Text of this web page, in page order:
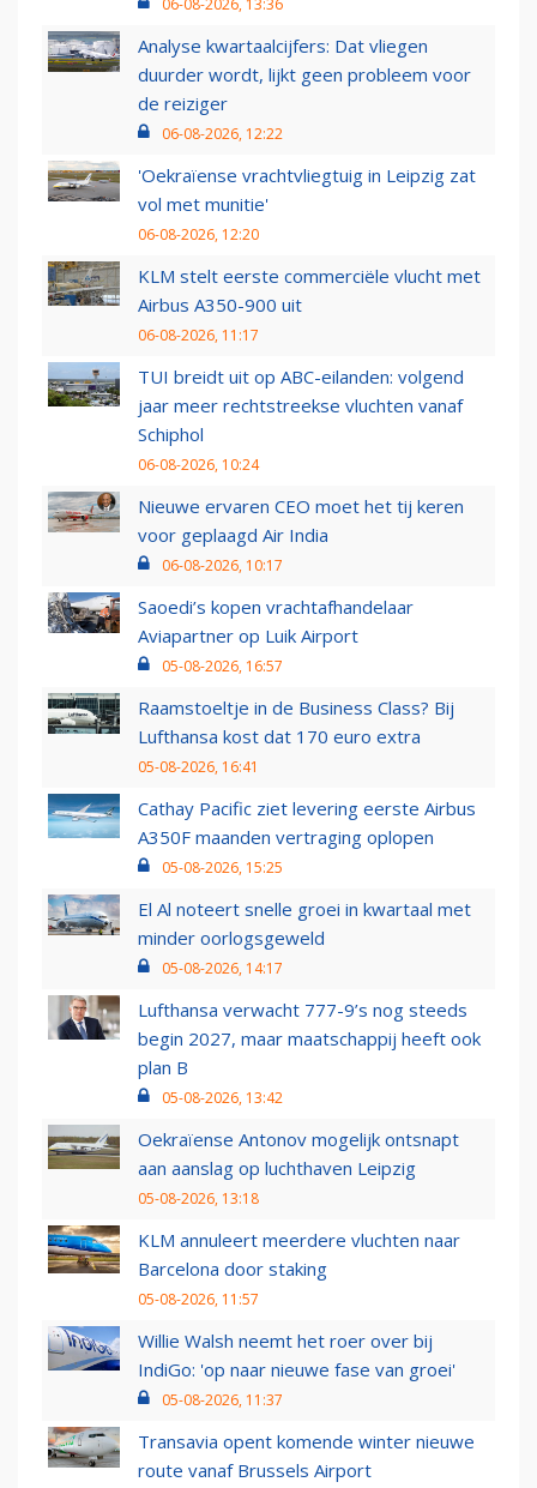
Analyse kwartaalcijfers: Dat vliegen
duurder wordt, lijkt geen probleem voor
de reiziger
06-08-2026, 12:22
'Oekraïense vrachtvliegtuig in Leipzig zat
vol met munitie'
06-08-2026, 12:20
KLM stelt eerste commerciële vlucht met
Airbus A350-900 uit
06-08-2026, 11:17
TUI breidt uit op ABC-eilanden: volgend
jaar meer rechtstreekse vluchten vanaf
Schiphol
06-08-2026, 10:24
Nieuwe ervaren CEO moet het tij keren
voor geplaagd Air India
06-08-2026, 10:17
Saoedi’s kopen vrachtafhandelaar
Aviapartner op Luik Airport
05-08-2026, 16:57
Raamstoeltje in de Business Class? Bij
Lufthansa kost dat 170 euro extra
05-08-2026, 16:41
Cathay Pacific ziet levering eerste Airbus
A350F maanden vertraging oplopen
05-08-2026, 15:25
El Al noteert snelle groei in kwartaal met
minder oorlogsgeweld
05-08-2026, 14:17
Lufthansa verwacht 777-9’s nog steeds
begin 2027, maar maatschappij heeft ook
plan B
05-08-2026, 13:42
Oekraïense Antonov mogelijk ontsnapt
aan aanslag op luchthaven Leipzig
05-08-2026, 13:18
KLM annuleert meerdere vluchten naar
Barcelona door staking
05-08-2026, 11:57
Willie Walsh neemt het roer over bij
IndiGo: 'op naar nieuwe fase van groei'
05-08-2026, 11:37
Transavia opent komende winter nieuwe
route vanaf Brussels Airport